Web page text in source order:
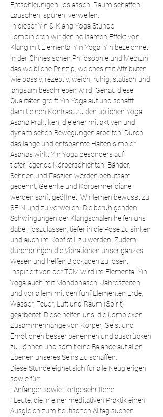
Entschleunigen, loslassen, Raum schaffen.
Lauschen, spüren, verweilen.
In dieser Yin & Klang Yoga Stunde
kombinieren wir den heilsamen Effekt von
Klang mit Elemental Yin Yoga. Yin bezeichnet
in der Chinesischen Philosophie und Medizin
das weibliche Prinzip, welches mit Attributen
wie passiv, rezeptiv, weich, ruhig, statisch und
langsam beschrieben wird. Genau diese
Qualitäten greift Yin Yoga auf und schafft
damit einen Kontrast zu den üblichen Yoga
Asana Praktiken, die eher mit aktiven und
dynamischen Bewegungen arbeiten. Durch
das lange und entspannte Halten simpler
Asanas wirkt Yin Yoga besonders auf
tieferliegende Körperschichten. Bänder,
Sehnen und Faszien werden behutsam
gedehnt, Gelenke und Körpermeridiane
werden sanft geöffnet. Wir lernen bewusst zu
SEIN und zu verweilen. Die beruhigenden
Schwingungen der Klangschalen helfen uns
dabei, loszulassen, tiefer in die Pose zu sinken
und auch im Kopf still zu werden. Zudem
durchdringen die Vibrationen unser ganzes
Wesen und helfen Blockaden zu lösen.
Inspiriert von der TCM wird im Elemental Yin
Yoga auch mit Mondphasen, Jahreszeiten
und vor allem mit den fünf Elementen Erde,
Wasser, Feuer, Luft und Raum (Spirit)
gearbeitet. Diese helfen uns, die komplexen
Zusammenhänge von Körper, Geist und
Emotionen besser benennen und ausdrücken
zu können und somit eine Balance auf allen
Ebenen unseres Seins zu schaffen.
Diese Stunde eignet sich für alle Neugierigen
sowie für:
:: Anfänger sowie Fortgeschrittene
:: Leute, die in einer meditativen Praktik einen
Ausgleich zum hektischen Alltag suchen